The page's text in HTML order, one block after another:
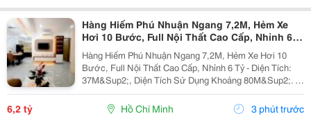
Hàng Hiếm Phú Nhuận Ngang 7,2M, Hẻm Xe
Hơi 10 Bước, Full Nội Thất Cao Cấp, Nhỉnh 6
Tỷ
Hàng Hiếm Phú Nhuận Ngang 7,2M, Hẻm Xe Hơi 10
Bước, Full Nội Thất Cao Cấp, Nhỉnh 6 Tỷ - Diện Tích:
37M&Sup2;, Diện Tích Sử Dụng Khoảng 80M&Sup2;. -
Kết Cấu: 1 Trệt 1 Lầu, Gồm 3 Phòng Ngủ, 2 Wc; Có 1
Phòng Ngủ Tầng Trệt, Ban Công Thông 2 Phòng...
6,2 tỷ Hồ Chí Minh 3 phút trước